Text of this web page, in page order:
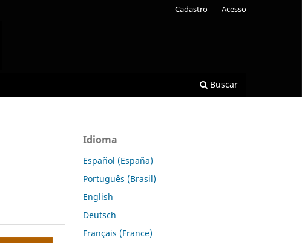
Buscar
Cadastro Acesso
Idioma
Español (España)
Português (Brasil)
English
Deutsch
Français (France)